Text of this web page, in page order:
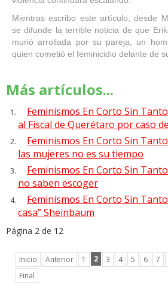
Mientras escribo este artículo, desde
se difunde la terrible noticia de que
murió arrollada por su pareja, un
quien cometió el feminicidio delante de
Más artículos...
Feminismos En Corto Sin
al Fiscal de Querétaro por caso
Feminismos En Corto Sin
las mujeres no es su tiempo
Feminismos En Corto Sin
no saben escoger
Feminismos En Corto Sin
casa” Sheinbaum
Página 2 de 12
Inicio Anterior 1 2 3 4 5 6 7
Final